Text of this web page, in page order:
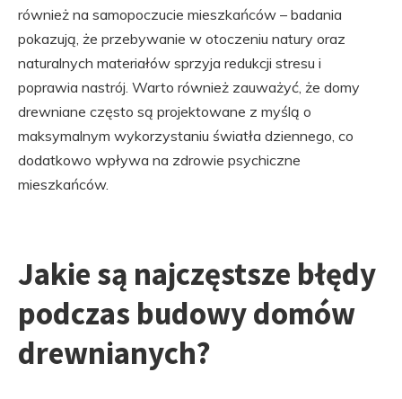
również na samopoczucie mieszkańców – badania
pokazują, że przebywanie w otoczeniu natury oraz
naturalnych materiałów sprzyja redukcji stresu i
poprawia nastrój. Warto również zauważyć, że domy
drewniane często są projektowane z myślą o
maksymalnym wykorzystaniu światła dziennego, co
dodatkowo wpływa na zdrowie psychiczne
mieszkańców.
Jakie są najczęstsze błędy
podczas budowy domów
drewnianych?